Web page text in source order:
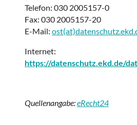
Telefon: 030 2005157-0
Fax: 030 2005157-20
E-Mail:
Internet:
https://datenschutz.ekd.de/
Quellenangabe:eRecht24